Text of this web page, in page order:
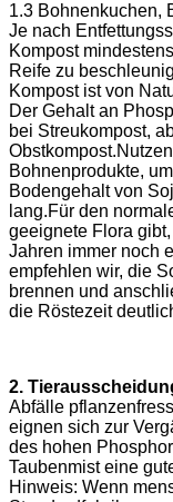
1.3 Bohnenkuchen,
Je nach
Kompost
Reife zu
Kompost ist von
Der Gehalt an
bei Streukompost,
Bohnenprodukte,
Bodengehalt von
lang.Für den
geeignete Flora
Jahren immer noch
empfehlen wir, die
brennen und
die Röstezeit
2.
Abfälle
eignen sich zur
des hohen
Taubenmist eine
Hinweis: Wenn